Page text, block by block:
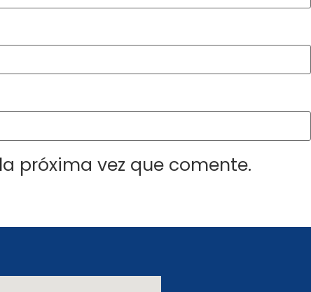
próxima vez que comente.